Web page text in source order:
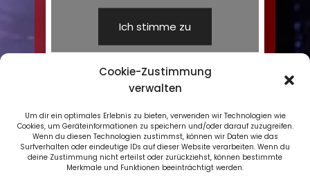
Cookie-Zustimmung
verwalten
Um dir ein optimales Erlebnis zu bieten, verwenden wir Technologien wie
Cookies, um Geräteinformationen zu speichern und/oder darauf zuzugreifen.
Wenn du diesen Technologien zustimmst, können wir Daten wie das
Surfverhalten oder eindeutige IDs auf dieser Website verarbeiten. Wenn du
deine Zustimmung nicht erteilst oder zurückziehst, können bestimmte
Merkmale und Funktionen beeinträchtigt werden.
Ich stimme zu